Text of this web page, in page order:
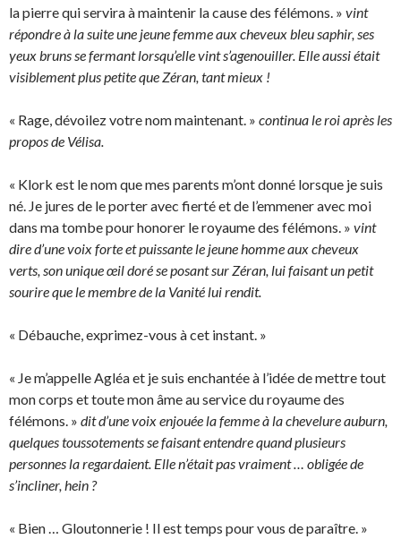
la pierre qui servira à maintenir la cause des félémons. » vint
répondre à la suite une jeune femme aux cheveux bleu saphir, ses
yeux bruns se fermant lorsqu’elle vint s’agenouiller. Elle aussi était
visiblement plus petite que Zéran, tant mieux !
« Rage, dévoilez votre nom maintenant. » continua le roi après les
propos de Vélisa.
« Klork est le nom que mes parents m’ont donné lorsque je suis
né. Je jures de le porter avec fierté et de l’emmener avec moi
dans ma tombe pour honorer le royaume des félémons. » vint
dire d’une voix forte et puissante le jeune homme aux cheveux
verts, son unique œil doré se posant sur Zéran, lui faisant un petit
sourire que le membre de la Vanité lui rendit.
« Débauche, exprimez-vous à cet instant. »
« Je m’appelle Agléa et je suis enchantée à l’idée de mettre tout
mon corps et toute mon âme au service du royaume des
félémons. » dit d’une voix enjouée la femme à la chevelure auburn,
quelques toussotements se faisant entendre quand plusieurs
personnes la regardaient. Elle n’était pas vraiment … obligée de
s’incliner, hein ?
« Bien … Gloutonnerie ! Il est temps pour vous de paraître. »